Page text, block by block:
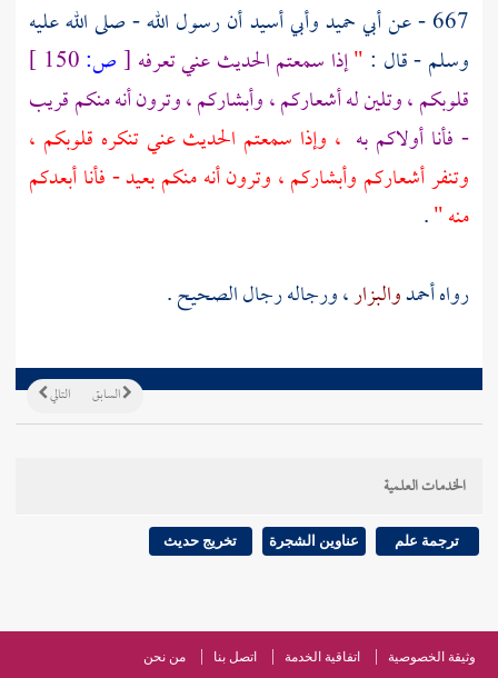
667 - عن
أبي حميدوأبي أسيدأن رسول الله - صلى الله عليه
وسلم - قال : "إذا سمعتم الحديث عني تعرفه [ص:
قلوبكم ، وتلين له أشعاركم ، وأبشاركم ، وترون أنه منكم قريب
- فأنا أولاكم به ، وإذا سمعتم الحديث عني تنكره قلوبكم ،
وتنفر أشعاركم وأبشاركم ، وترون أنه منكم بعيد - فأنا أبعدكم
منه ".
رواهأحمدوالبزار، ورجاله رجال الصحيح .
التالي السابق
الخدمات العلمية
ترجمة علم عناوين الشجرة تخريج حديث
وثيقة الخصوصية اتفاقية الخدمة اتصل بنا من نحن